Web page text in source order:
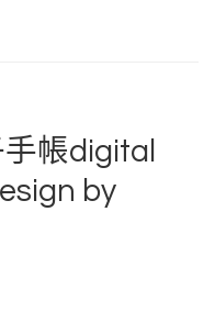
帳digital
by